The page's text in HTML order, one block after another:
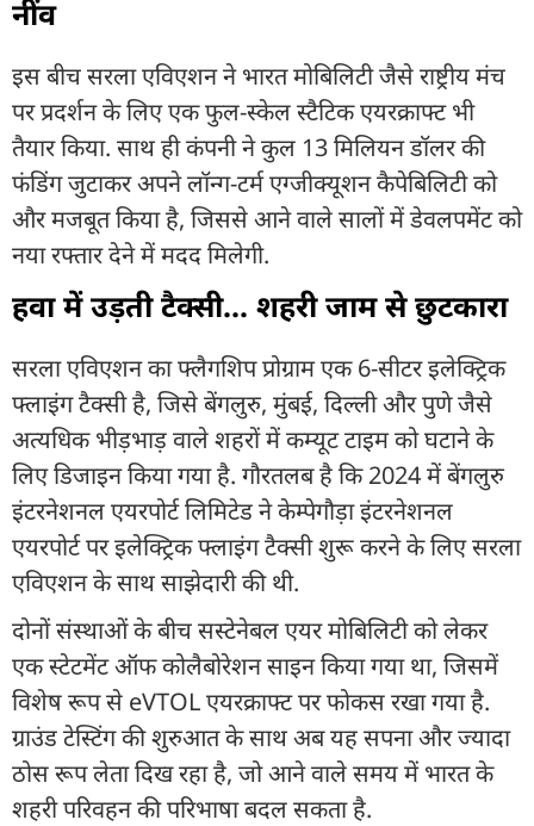
नींव
इस बीच सरला एविएशन ने भारत मोबिलिटी जैसे राष्ट्रीय मंच
पर प्रदर्शन के लिए एक फुल-स्केल स्टैटिक एयरक्राफ्ट भी
तैयार किया. साथ ही कंपनी ने कुल 13 मिलियन डॉलर की
फंडिंग जुटाकर अपने लॉन्ग-टर्म एग्जीक्यूशन कैपेबिलिटी को
और मजबूत किया है, जिससे आने वाले सालों में डेवलपमेंट को
नया रफ्तार देने में मदद मिलेगी.
हवा में उड़ती टैक्सी... शहरी जाम से छुटकारा
सरला एविएशन का फ्लैगशिप प्रोग्राम एक 6-सीटर इलेक्ट्रिक
फ्लाइंग टैक्सी है, जिसे बेंगलुरु, मुंबई, दिल्ली और पुणे जैसे
अत्यधिक भीड़भाड़ वाले शहरों में कम्यूट टाइम को घटाने के
लिए डिजाइन किया गया है. गौरतलब है कि 2024 में बेंगलुरु
इंटरनेशनल एयरपोर्ट लिमिटेड ने केम्पेगौड़ा इंटरनेशनल
एयरपोर्ट पर इलेक्ट्रिक फ्लाइंग टैक्सी शुरू करने के लिए सरला
एविएशन के साथ साझेदारी की थी.
दोनों संस्थाओं के बीच सस्टेनेबल एयर मोबिलिटी को लेकर
एक स्टेटमेंट ऑफ कोलैबोरेशन साइन किया गया था, जिसमें
विशेष रूप से eVTOL एयरक्राफ्ट पर फोकस रखा गया है.
ग्राउंड टेस्टिंग की शुरुआत के साथ अब यह सपना और ज्यादा
ठोस रूप लेता दिख रहा है, जो आने वाले समय में भारत के
शहरी परिवहन की परिभाषा बदल सकता है.